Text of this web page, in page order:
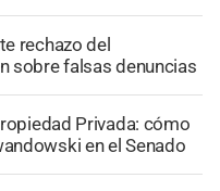
rechazo del
sobre falsas denuncias
Privada: cómo
en el Senado